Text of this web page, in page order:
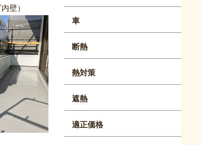
）
車
断熱
熱対策
遮熱
適正価格